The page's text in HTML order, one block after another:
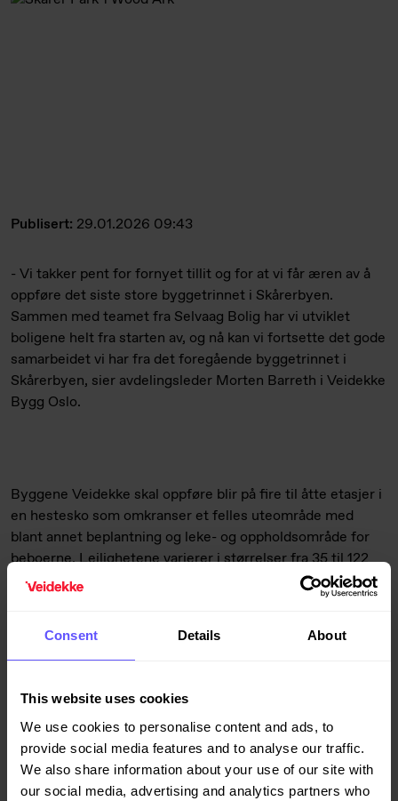
Consent Details About
This website uses cookies
We use cookies to personalise content and ads, to
provide social media features and to analyse our traffic.
We also share information about your use of our site with
our social media, advertising and analytics partners who
Publisert: 29.01.2026 09:43
- Vi takker pent for fornyet tillit og for at vi får æren av å
oppføre det siste store byggetrinnet i Skårerbyen.
Sammen med teamet fra Selvaag Bolig har vi utviklet
boligene helt fra starten av, og nå kan vi fortsette det gode
samarbeidet vi har fra det foregående byggetrinnet i
Skårerbyen, sier avdelingsleder Morten Barreth i Veidekke
Bygg Oslo.
Byggene Veidekke skal oppføre blir på fire til åtte etasjer i
en hestesko som omkranser et felles uteområde med
blant annet beplantning og leke- og oppholdsområde for
beboerne. Leilighetene varierer i størrelser fra 35 til 122
m2 og det forberedes for næringsvirksomhet på gateplan.
I kjelleren blir det parkeringsplasser, boder og tekniske
fellesfasiliteter og fellesarealer på taket og i nabolaget.
- Dette siste byggetrinnet har blitt tatt godt imot av
nært forestående. Vi er svært fornøyde med å fortsette
samarbeidet med Veidekke, sier prosjektdirektør Line
Wegger i Selvaag Bolig.